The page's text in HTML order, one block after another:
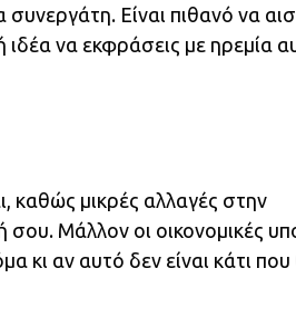
Είναι πιθανό να
ιδέα να εκφράσεις με ηρεμία
καθώς μικρές αλλαγές στην
Μάλλον οι οικονομικές
κι αν αυτό δεν είναι κάτι που